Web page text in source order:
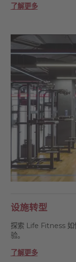
了解更多
设施转型
探索 Life Fitness 如
验。
了解更多